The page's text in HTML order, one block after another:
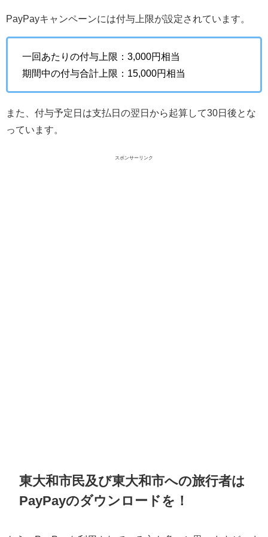
PayPayキャンペーンには付与上限が設定されています。
一回あたりの付与上限：3,000円相当
期間中の付与合計上限：15,000円相当
また、付与予定日は支払日の翌日から起算して30日後とな
っています。
スポンサーリンク
東大和市民及び東大和市への旅行者は
PayPayのダウンロードを！